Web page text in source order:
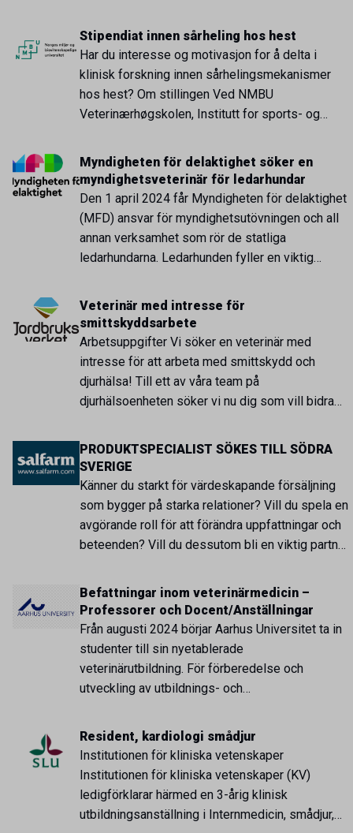
Stipendiat innen sårheling hos hest
Har du interesse og motivasjon for å delta i
klinisk forskning innen sårhelingsmekanismer
hos hest? Om stillingen Ved NMBU
Veterinærhøgskolen, Institutt for sports- og
Hestesjukdommer, er det ledig stilling som
stipendiat innen sårheling hos hest. Dette er en
åremålsstilling med varighet på 3 år, men kan
utvides med ett års klinikktjeneste dersom […]
Myndigheten för delaktighet söker en
myndighetsveterinär för ledarhundar
Den 1 april 2024 får Myndigheten för delaktighet
(MFD) ansvar för myndighetsutövningen och all
annan verksamhet som rör de statliga
ledarhundarna. Ledarhunden fyller en viktig
möjlighet att bli delaktiga i samhället. MFD
undersöker nu möjligheten att knyta till sig en
veterinär på deltid som vill vara med och bygga
upp […]
Veterinär med intresse för
smittskyddsarbete
Arbetsuppgifter Vi söker en veterinär med
intresse för att arbeta med smittskydd och
djurhälsa! Till ett av våra team på
djurhälsoenheten söker vi nu dig som vill bidra
besättningar och utbrottshantering av zoonoser,
framförallt salmonella, men även andra zoonoser
samt andra djurhälsofrågor. I rollen har du många
kontakter med […]
PRODUKTSPECIALIST SÖKES TILL SÖDRA
SVERIGE
Känner du starkt för värdeskapande försäljning
som bygger på starka relationer? Vill du spela en
avgörande roll för att förändra uppfattningar och
beteenden? Vill du dessutom bli en viktig partner
smådjursveterinärer? Då kan det här vara ett jobb
för dig. Salfarm söker en PRODUKTSPECIALIST
som ska vara med och utveckla den veterinära
vården […]
Befattningar inom veterinärmedicin –
Professorer och Docent/Anställningar
Från augusti 2024 börjar Aarhus Universitet ta in
studenter till sin nyetablerade
veterinärutbildning. För förberedelse och
utveckling av utbildnings- och
husdjurs- och veterinärvetenskap (ANIVET)
därför nya medarbetare för utbildning och
forskning inom veterinärmedicin. I denna andra
omgång är nio positioner tillgängliga från maj
2024 eller strax
därefter. Utbildningsverksamheten för dessa
Resident, kardiologi smådjur
Institutionen för kliniska vetenskaper
Institutionen för kliniska vetenskaper (KV)
ledigförklarar härmed en 3-årig klinisk
utbildningsanställning i Internmedicin, smådjur,